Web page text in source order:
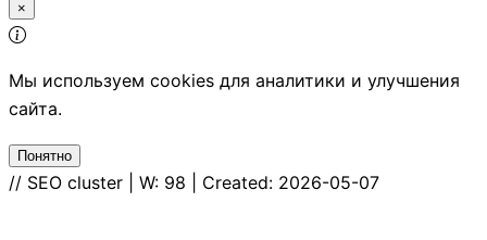
×
Мы используем cookies для аналитики и улучшения
сайта.
Понятно
// SEO cluster | W: 98 | Created: 2026-05-07